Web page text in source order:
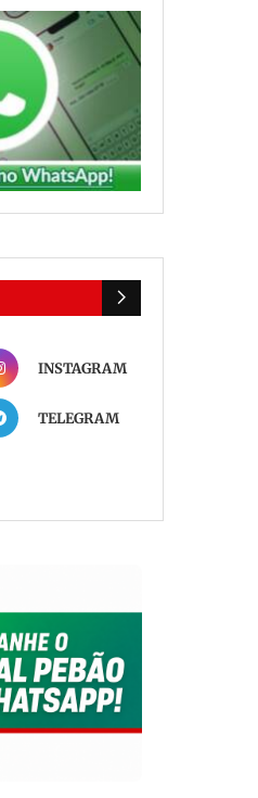
INSTAGRAM
TELEGRAM